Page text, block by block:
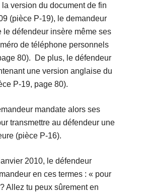
du document de fin
(pièce P-19), le demandeur
le défendeur insère même ses
de téléphone personnels
80). De plus, le défendeur
une version anglaise du
P-19, page 80).
mandate alors ses
transmettre au défendeur une
(pièce P-16).
2010, le défendeur
en ces termes : « pour
Allez tu peux sûrement en